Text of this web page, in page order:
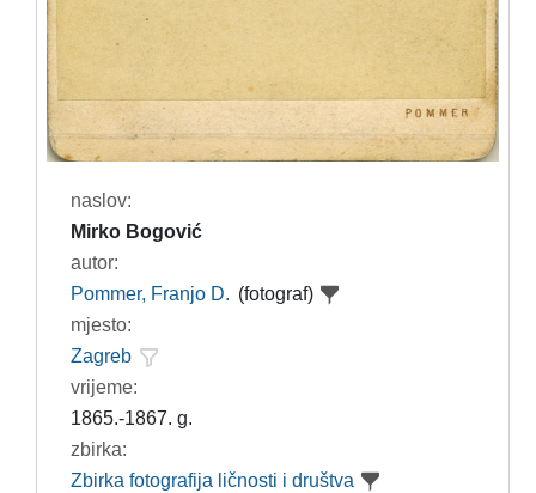
naslov:
Mirko Bogović
autor:
Pommer, Franjo D. (fotograf)
mjesto:
Zagreb
vrijeme:
1865.-1867. g.
zbirka:
Zbirka fotografija ličnosti i društva